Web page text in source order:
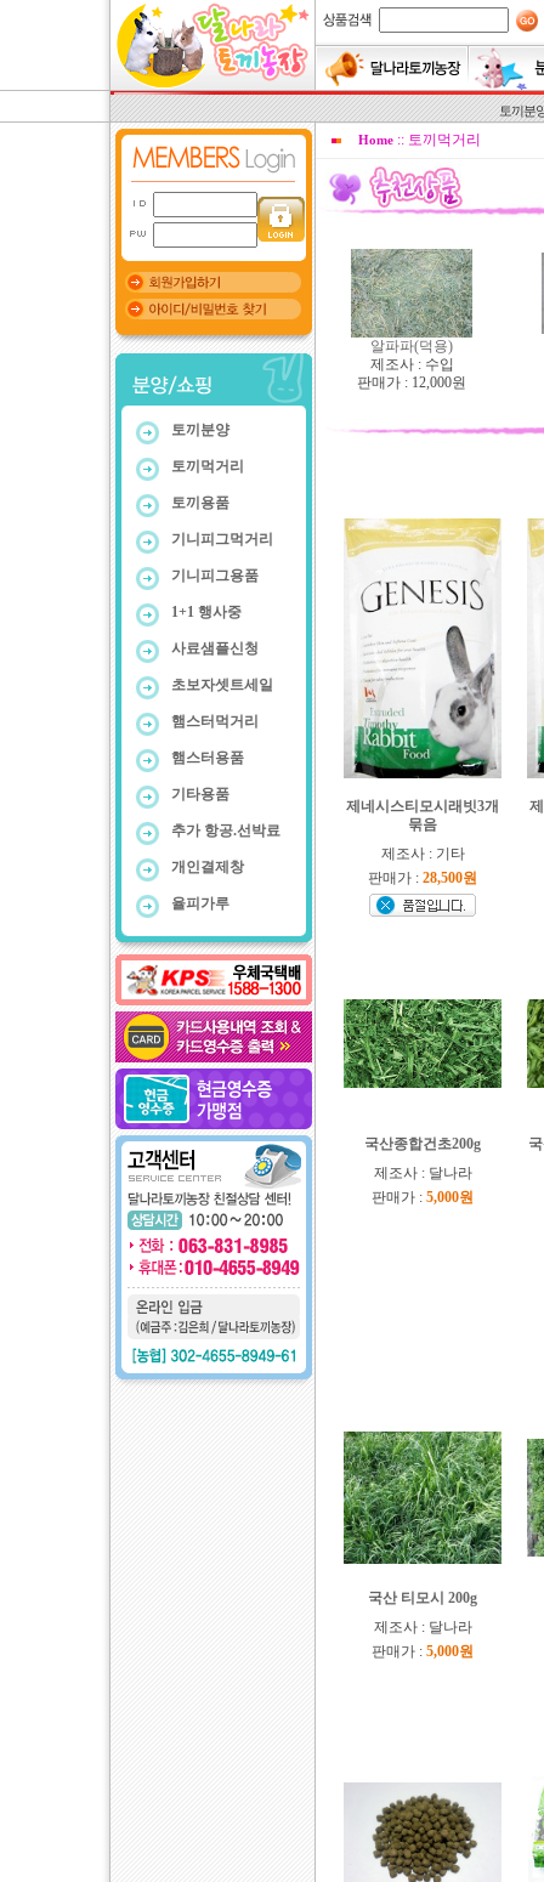
토끼분
토끼분양
토끼먹거리
토끼용품
기니피그먹거리
기니피그용품
1+1 행사중
사료샘플신청
초보자셋트세일
햄스터먹거리
햄스터용품
기타용품
추가 항공.선박료
개인결제창
율피가루
Home :: 토끼먹거리
알파파(덕용)
제조사 : 수입
판매가 : 12,000원
제네시스티모시래빗3개
묶음
제조사 : 기타
판매가 : 28,500원
국산종합건초200g
제조사 : 달나라
판매가 : 5,000원
국산 티모시 200g
제조사 : 달나라
판매가 : 5,000원